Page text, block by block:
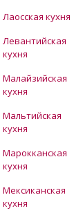
Лаосская кухня
Левантийская
кухня
Малайзийская
кухня
Мальтийская
кухня
Марокканская
кухня
Мексиканская
кухня